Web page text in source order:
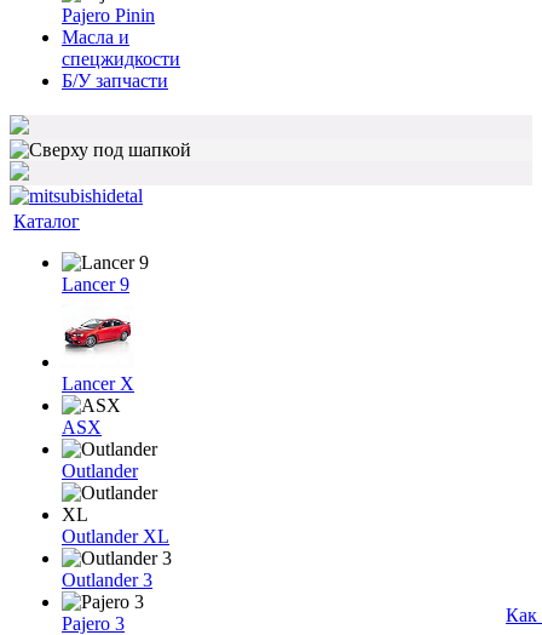
Pajero Pinin
Масла и
спецжидкости
Б/У запчасти
Каталог
Lancer 9
Lancer X
ASX
Outlander
Outlander XL
Outlander 3
Pajero 3 Как